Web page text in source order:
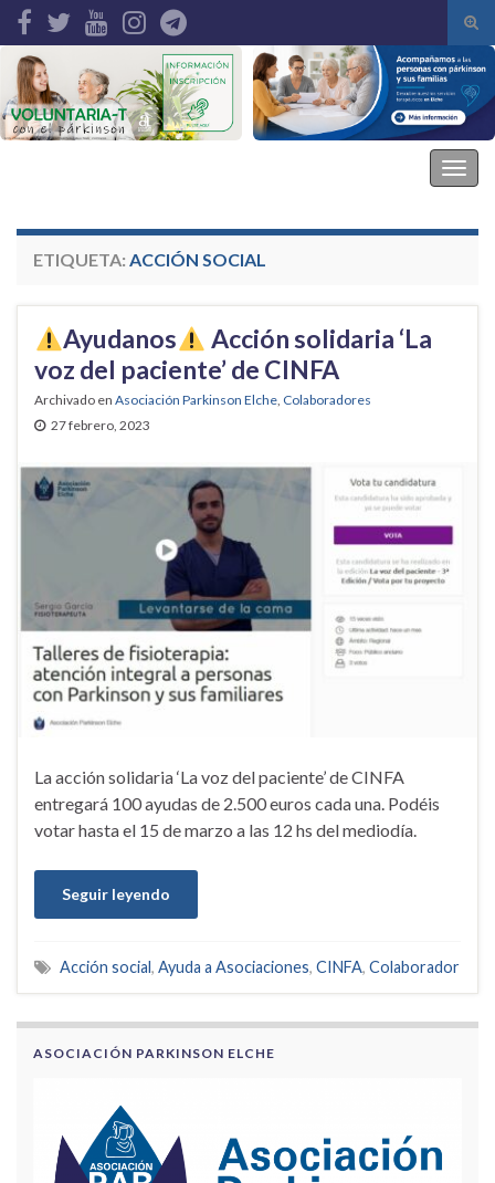
de
Search for:
ETIQUETA: ACCIÓN SOCIAL
Ayudanos
Acción solidaria ‘La
voz del paciente’ de CINFA
Archivado en Asociación Parkinson Elche, Colaboradores
27 febrero, 2023
La acción solidaria ‘La voz del paciente’ de CINFA
entregará 100 ayudas de 2.500 euros cada una. Podéis
votar hasta el 15 de marzo a las 12 hs del mediodía.
Seguir leyendo
Acción social, Ayuda a Asociaciones, CINFA, Colaborador
ASOCIACIÓN PARKINSON ELCHE